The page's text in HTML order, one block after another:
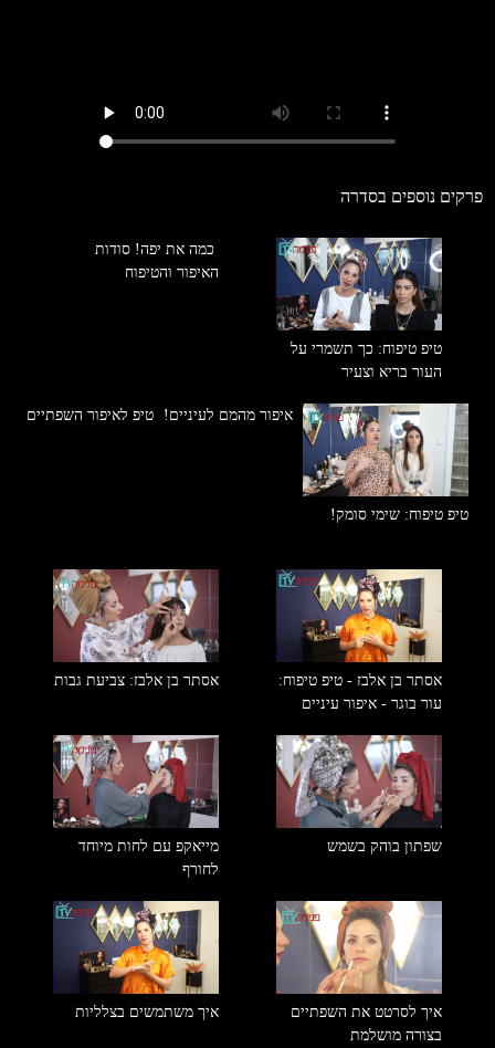
פרקים נוספים בסדרה
טיפ טיפוח: כך תשמרי על
העור בריא וצעיר
כמה את יפה! סודות
האיפור והטיפוח
טיפ טיפוח: שימי סומק!
איפור מהמם לעיניים! טיפ לאיפור השפתיים
אסתר בן אלבז - טיפ טיפוח:
עור בוגר - איפור עיניים
אסתר בן אלבז: צביעת גבות
שפתון בוהק בשמש
מייאקפ עם לחות מיוחד
לחורף
איך לסרטט את השפתיים
בצורה מושלמת
איך משתמשים בצלליות